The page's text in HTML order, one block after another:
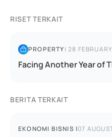
RISET TERKAIT
PROPERTY|28
Facing Another Year of
BERITA TERKAIT
EKONOMI BISNIS |07